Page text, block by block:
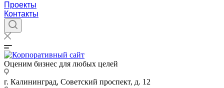
Проекты
Контакты
Оценим бизнес для любых целей
г. Калининград, Советский проспект, д. 12